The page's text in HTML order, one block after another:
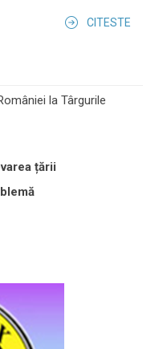
CITESTE
la Târgurile
țării